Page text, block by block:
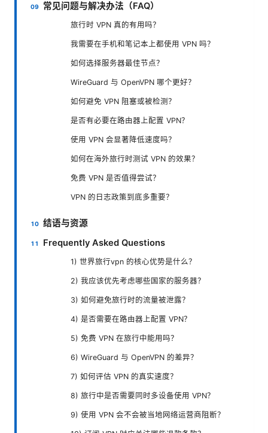
常见问题与解决办法（FAQ）
旅行时 VPN 真的有用吗？
我需要在手机和笔记本上都使用 VPN 吗？
如何选择服务器最佳节点？
WireGuard 与 OpenVPN 哪个更好？
如何避免 VPN 阻塞或被检测？
是否有必要在路由器上配置 VPN？
使用 VPN 会显著降低速度吗？
如何在海外旅行时测试 VPN 的效果？
免费 VPN 是否值得尝试？
VPN 的日志政策到底多重要？
结语与资源
Frequently Asked Questions
1) 世界旅行vpn 的核心优势是什么？
2) 我应该优先考虑哪些国家的服务器？
3) 如何避免旅行时的流量被泄露？
4) 是否需要在路由器上配置 VPN？
5) 免费 VPN 在旅行中能用吗？
6) WireGuard 与 OpenVPN 的差异？
7) 如何评估 VPN 的真实速度？
8) 旅行中是否需要同时多设备使用 VPN？
9) 使用 VPN 会不会被当地网络运营商阻断？